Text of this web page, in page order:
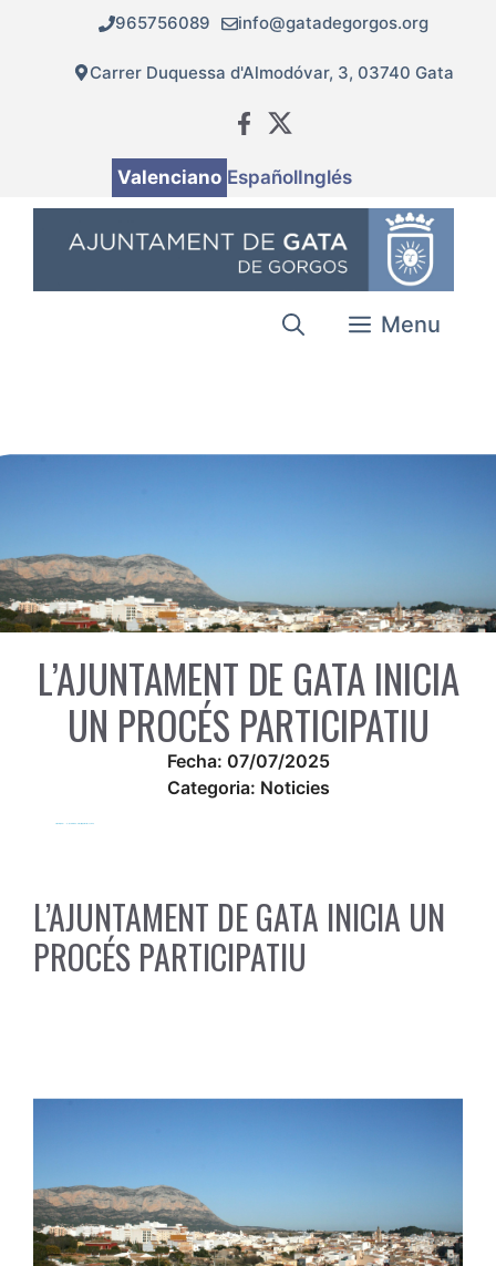
contingut
965756089 info@gatadegorgos.org
Carrer Duquessa d'Almodóvar, 3, 03740 Gata
Valenciano EspañolInglés
Menu
L’AJUNTAMENT DE GATA INICIA
UN PROCÉS PARTICIPATIU
Fecha: 07/07/2025
Categoria: Noticies
L’AJUNTAMENT DE GATA INICIA UN
PROCÉS PARTICIPATIU